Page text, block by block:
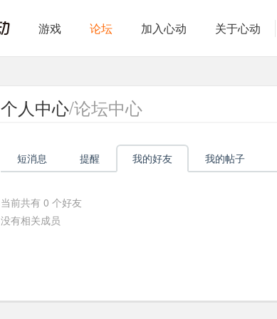
心
动
络
游戏 论坛 加入心动 关于心动
个人中心/论坛中心
短消息 提醒 我的好友 我的帖子
当前共有 0 个好友
没有相关成员